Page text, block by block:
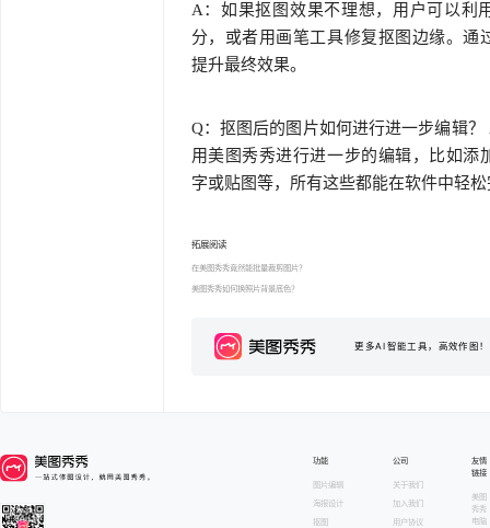
A：如果抠图效果不理想，用户可以利
分，或者用画笔工具修复抠图边缘。通
提升最终效果。
Q：抠图后的图片如何进行进一步编辑
用美图秀秀进行进一步的编辑，比如添
字或贴图等，所有这些都能在软件中轻
拓展阅读
在美图秀秀竟然能批量裁剪图片？
美图秀秀如何换照片背景底色？
更多AI智能工具，高效作图！
功能
图片编辑
海报设计
抠图
公司
关于我们
加入我们
用户协议
友情
链接
美图
秀秀
电脑